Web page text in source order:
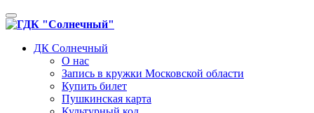
Toggle
navigation
ДК Солнечный
О нас
Запись в кружки Московской области
Купить билет
Пушкинская карта